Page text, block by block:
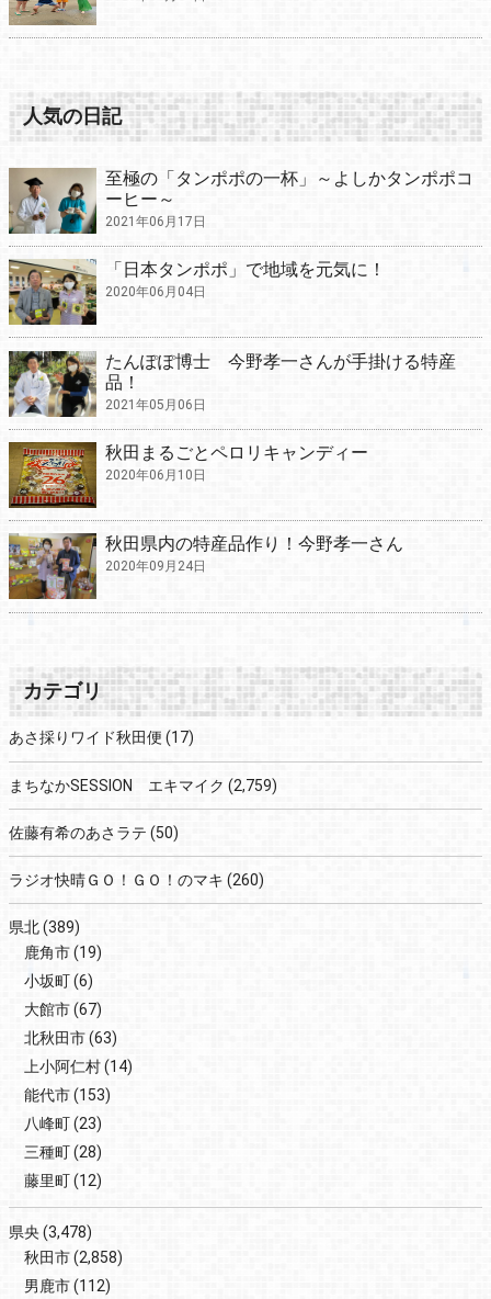
人気の日記
至極の「タンポポの一杯」～よしかタンポポコ
ーヒー～
2021年06月17日
「日本タンポポ」で地域を元気に！
2020年06月04日
たんぽぽ博士 今野孝一さんが手掛ける特産
品！
2021年05月06日
秋田まるごとペロリキャンディー
2020年06月10日
秋田県内の特産品作り！今野孝一さん
2020年09月24日
カテゴリ
あさ採りワイド秋田便 (17)
まちなかSESSION エキマイク (2,759)
佐藤有希のあさラテ (50)
ラジオ快晴ＧＯ！ＧＯ！のマキ (260)
県北(389)
鹿角市(19)
小坂町(6)
大館市(67)
北秋田市(63)
上小阿仁村(14)
能代市(153)
八峰町(23)
三種町(28)
藤里町(12)
県央(3,478)
秋田市(2,858)
男鹿市(112)